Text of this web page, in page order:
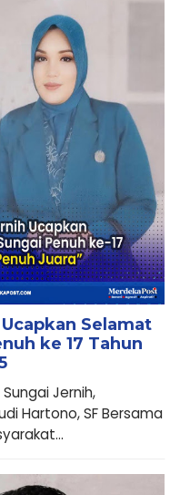
Selamat
ke 17 Tahun
Jernih,
Hartono, SF Bersama